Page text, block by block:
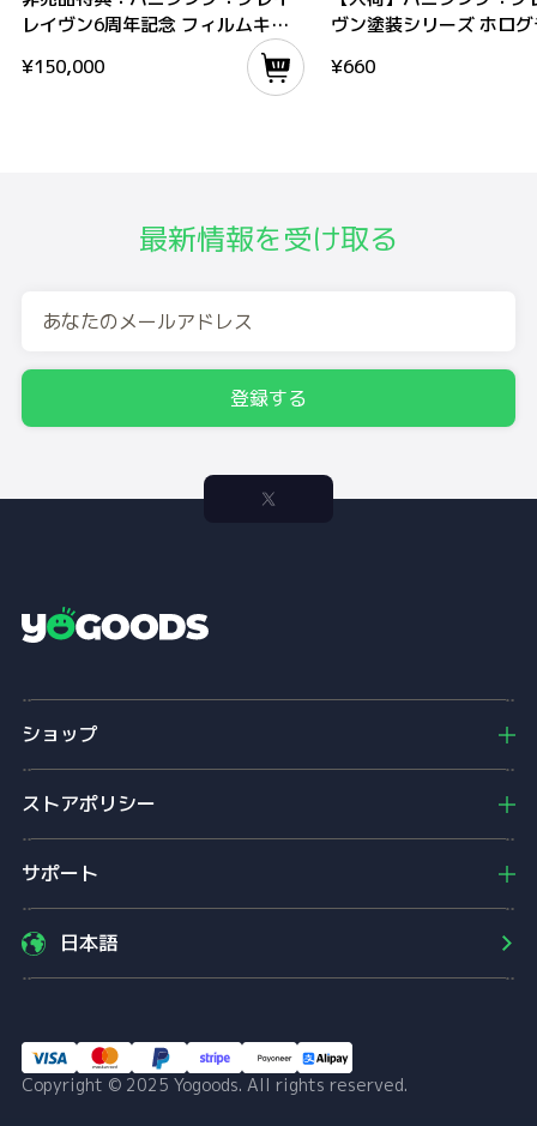
レイヴン6周年記念 フィルムキー
¥150,000
ヴン塗装シリーズ ホロ
¥660
最新情報を受け取る
登録する
g
oショップ
ストアポリシー
サポート
日本語
Copyright © 2025 Yogoods. All rights reserved.